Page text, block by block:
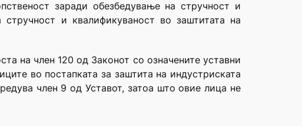
заради обезбедување на стручност и
и квалификуваност во заштитата на
на член 120 од Законот со означените уставни
во постапката за заштита на индустриската
член 9 од Уставот, затоа што овие лица не